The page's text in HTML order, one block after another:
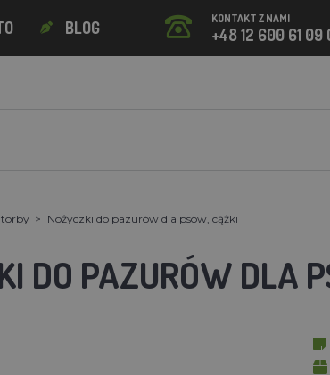
BLOG KONTAKT Z NAMI
+48 12 600 61 09
torby Nożyczki do pazurów dla psów, cążki
DO PAZURÓW DLA